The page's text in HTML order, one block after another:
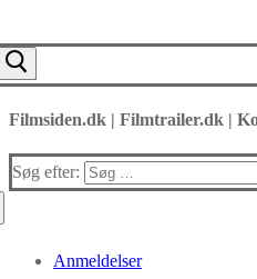
Filmsiden.dk | Filmtrailer.dk |
Søg efter:
Anmeldelser